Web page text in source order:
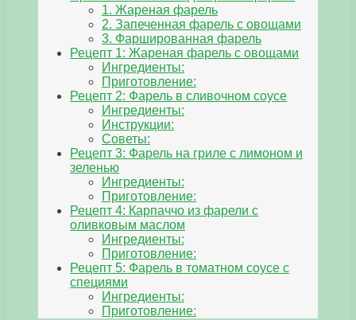
1. Жареная фарель
2. Запеченная фарель с овощами
3. Фаршированная фарель
Рецепт 1: Жареная фарель с овощами
Ингредиенты:
Приготовление:
Рецепт 2: Фарель в сливочном соусе
Ингредиенты:
Инструкции:
Советы:
Рецепт 3: Фарель на гриле с лимоном и
зеленью
Ингредиенты:
Приготовление:
Рецепт 4: Карпаччо из фарели с
оливковым маслом
Ингредиенты:
Приготовление:
Рецепт 5: Фарель в томатном соусе с
специями
Ингредиенты:
Приготовление: